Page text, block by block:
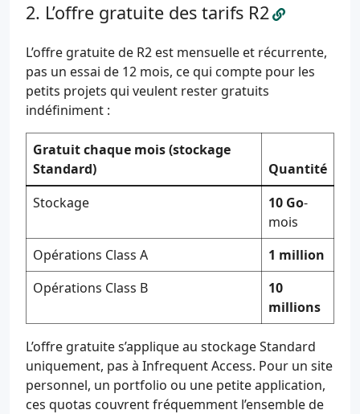
L’offre gratuite des tarifs R2
L’offre gratuite de R2 est mensuelle et récurrente,
pas un essai de 12 mois, ce qui compte pour les
petits projets qui veulent rester gratuits
indéfiniment :
Gratuit chaque mois (stockage
Standard)
Quantité
Stockage
10 Go-
mois
Opérations Class A
1 million
Opérations Class B
10
millions
L’offre gratuite s’applique au stockage Standard
uniquement, pas à Infrequent Access. Pour un site
personnel, un portfolio ou une petite application,
ces quotas couvrent fréquemment l’ensemble de